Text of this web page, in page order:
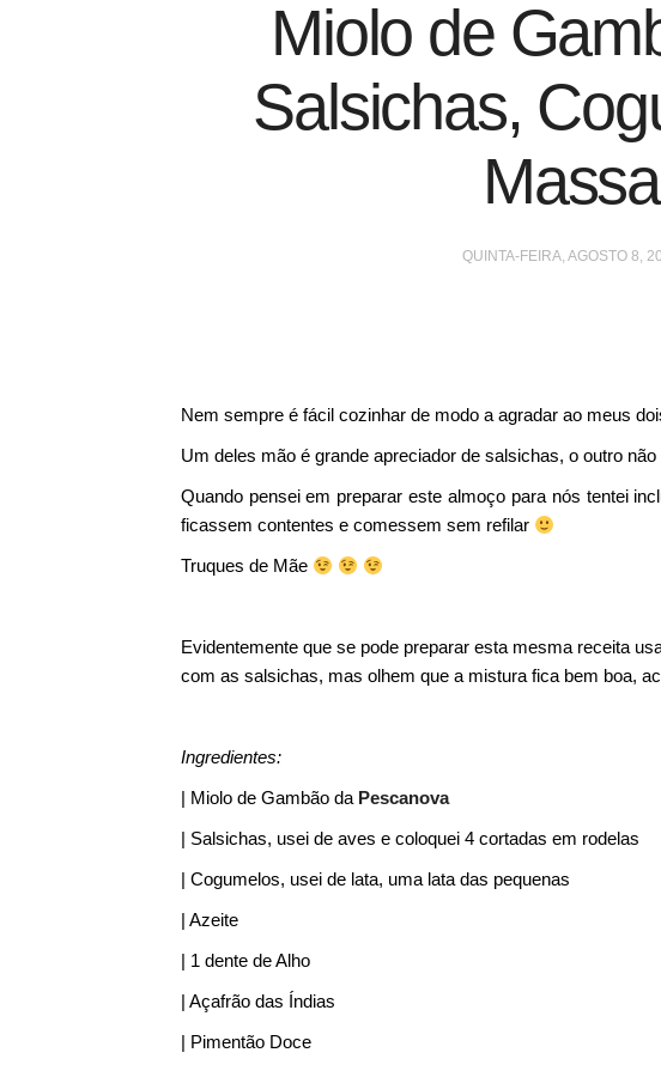
Miolo de
Salsichas,
Massa
QUINTA-FEIRA, AGOSTO 8,
Nem sempre é fácil cozinhar de modo a agradar ao meus
Um deles mão é grande apreciador de salsichas, o outro
Quando pensei em preparar este almoço para nós tentei
ficassem contentes e comessem sem refilar
Truques de Mãe
Evidentemente que se pode preparar esta mesma receita
com as salsichas, mas olhem que a mistura fica bem boa,
Ingredientes:
| Miolo de Gambão da Pescanova
| Salsichas, usei de aves e coloquei 4 cortadas em rodelas
| Cogumelos, usei de lata, uma lata das pequenas
| Azeite
| 1 dente de Alho
| Açafrão das Índias
| Pimentão Doce